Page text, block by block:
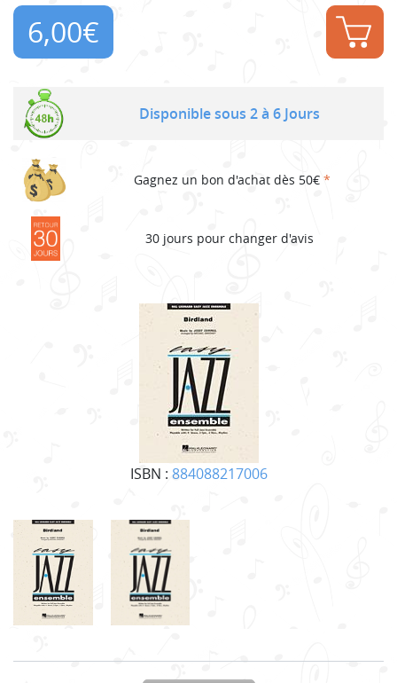
ISBN : 884088217006
6,00€
Disponible sous 2 à 6 Jours
Gagnez un bon d'achat dès 50€ *
30 jours pour changer d'avis